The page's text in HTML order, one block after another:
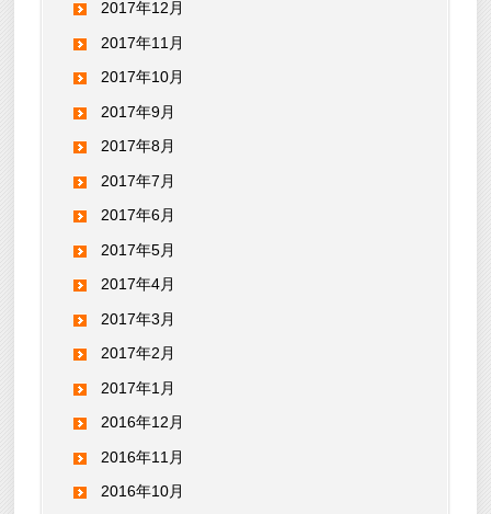
2017年12月
2017年11月
2017年10月
2017年9月
2017年8月
2017年7月
2017年6月
2017年5月
2017年4月
2017年3月
2017年2月
2017年1月
2016年12月
2016年11月
2016年10月